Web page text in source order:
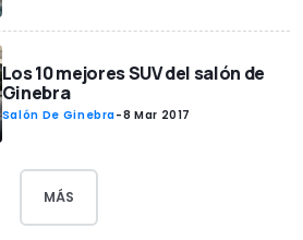
Los 10 mejores SUV del salón de
Ginebra
Salón De Ginebra-8 Mar 2017
MÁS